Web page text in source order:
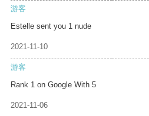
游客
Estelle sent you 1 nude
2021-11-10
游客
Rank 1 on Google With 5
2021-11-06